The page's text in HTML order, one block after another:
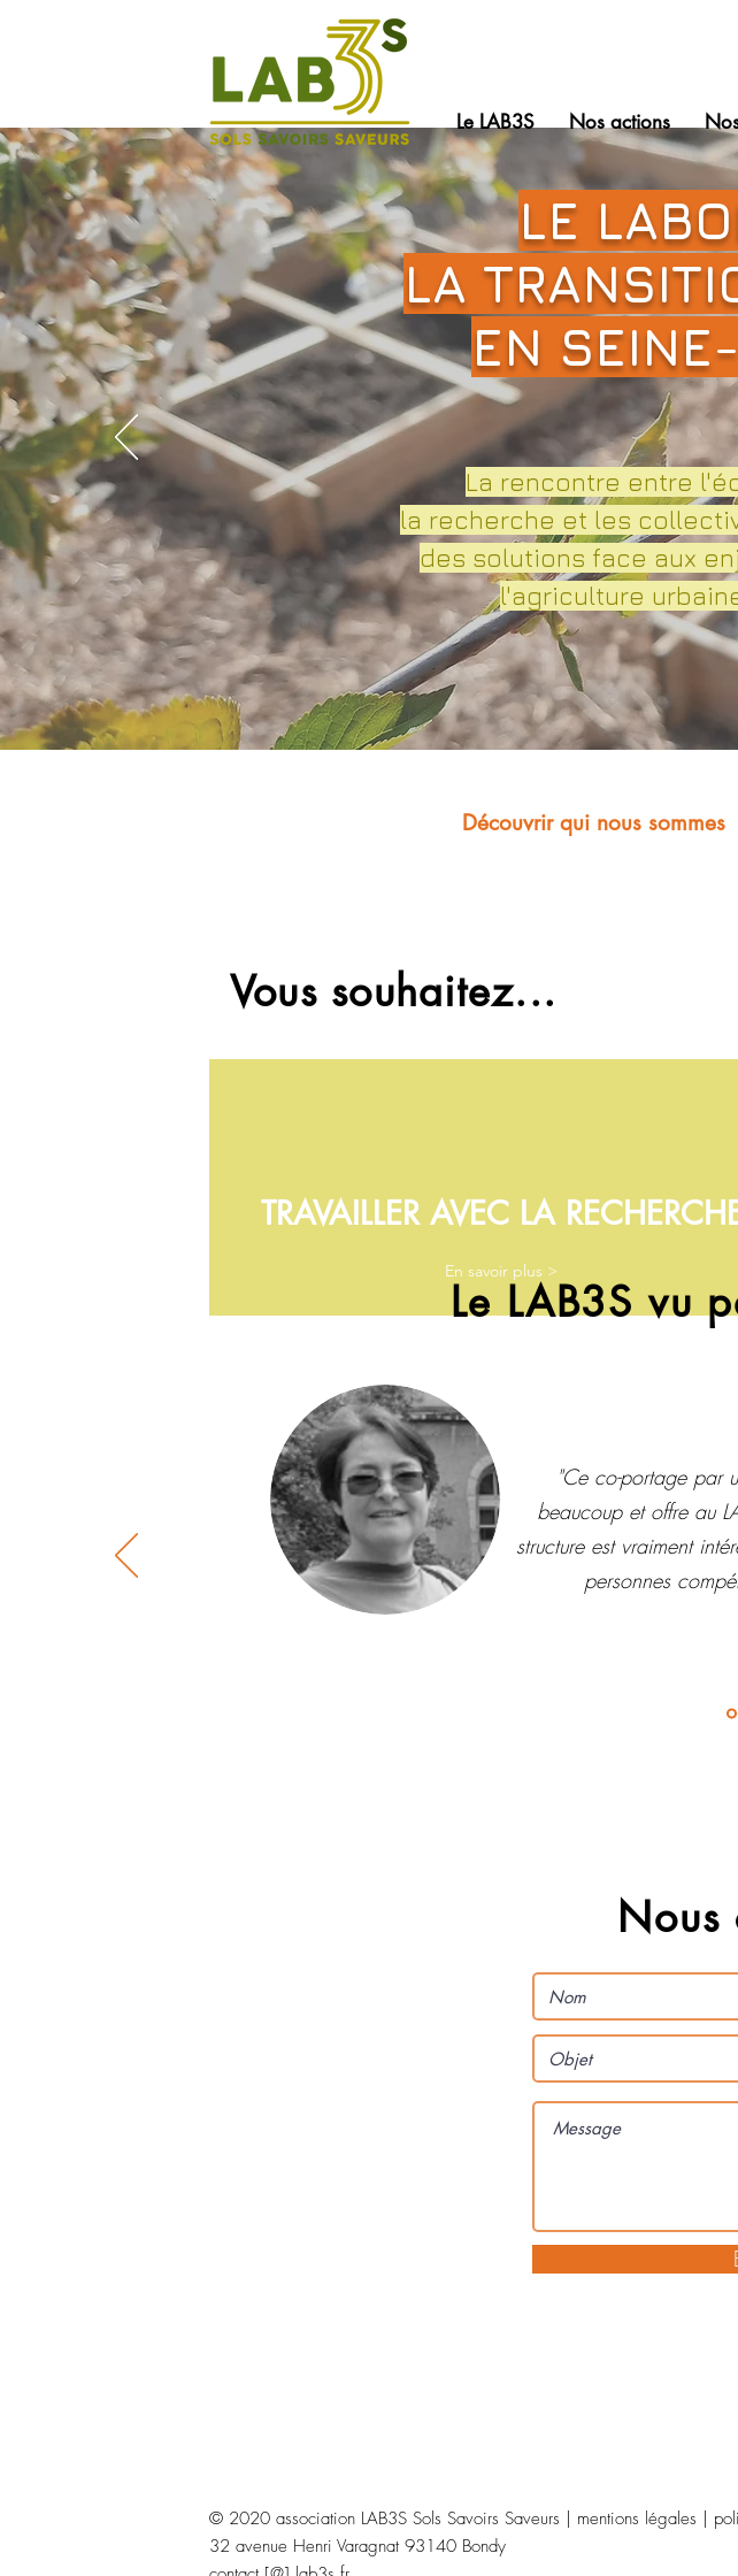
Le LAB3S Nos actions
LE
LA
EN
La rencontre entre
la recherche et les
des solutions face aux
l'agriculture
Découvrir qui nous sommes
Vous souhaitez...
TRAVAILLER AVEC LA
En savoir plus >
Le LAB3S vu
"Ce co-portage par
beaucoup et offre au
structure est vraiment
personnes
Nous
© 2020 association LAB3S Sols Savoirs Saveurs | mentions légales |
​32 avenue Henri Varagnat 93140 Bondy